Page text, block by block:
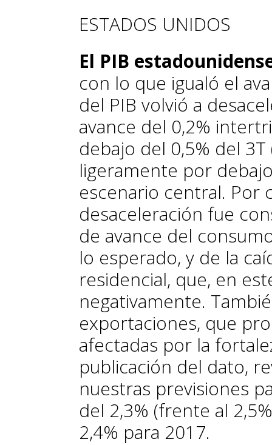
ESTADOS UNIDOS
El PIB
con lo que igualó el
del PIB volvió a
avance del 0,2%
debajo del 0,5% del
ligeramente por
escenario central. Por
desaceleración fue
de avance del
lo esperado, y de la
residencial, que, en
negativamente.
exportaciones, que
afectadas por la
publicación del dato,
nuestras previsiones
del 2,3% (frente al
2,4% para 2017.